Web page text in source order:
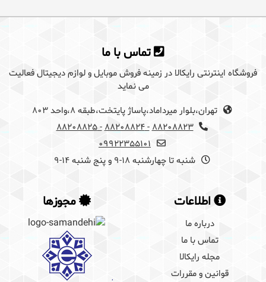
تماس با ما
فروشگاه اینترنتی رایکالا در زمینه فروش موبایل و لوازم دیجیتال فعالیت
می نماید
تهران،بلوار میرداماد،پاساژ پایتخت،طبقه 8،واحد 803
88208823
- 88208824
- 88208825
09922355101
شنبه تا چهارشنبه 18-9 و پنج شنبه 14-9
اطلاعات
درباره ما
تماس با ما
مجله رایکالا
قوانین و مقررات
مجوزها